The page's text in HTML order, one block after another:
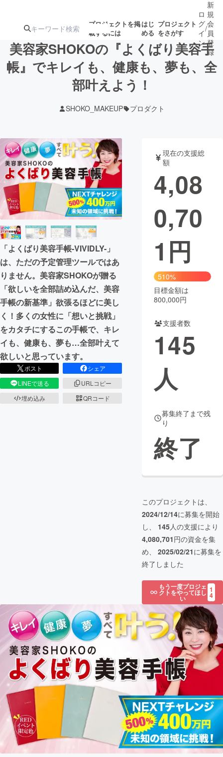
プロジェクトを掲
載するには
はじ
める
プロジェクト
をさがす
注目の新着プロ募集終了が近いプ
ロジェクト
テクノロジー・ガジェット
映像・映画 書籍・雑誌
ビジネス・起業 チャレンジ
まちづくり・地域活性化
CAMPFIRE for Social Good
CAMPFIRE Creation
CAMPFIREふるさと納税machi-ya コミュニティ
ロ
グ
イ
ン
/
新
規
会
員
登
録
美容家SHOKOの『よくばり美容手
帳』でキレイも、健康も、夢も、全
部叶えよう！
SHOKO_MAKEUP プロダクト
「よくばり美容手帳-VIVIDLY-」
は、ただの予定管理ツールではあ
りません。美容家SHOKOが贈る
「欲しいを全部詰め込んだ、美容
手帳の新基準」欲張るほどに美し
く！多くの女性に「想いと挑戦」
をカタチにするこの手帳で、キレ
イも、健康も、夢も…全部叶えて
欲しいと思っています。
ポスト
シェア
LINEで送る
URLコピー
埋め込み
QRコード
現在の支援総
額
4,08
0,70
1 円
510%
目標金額は
800,000円
支援者数
145
人
募集終了まで残
り
終了
このプロジェクトは、
2024/12/14に募集を開始
し、 145人の支援により
4,080,701円の資金を集
め、 2025/02/21に募集を
終了しました
もう一度プロジェ
クトをやってほし
い
1
4